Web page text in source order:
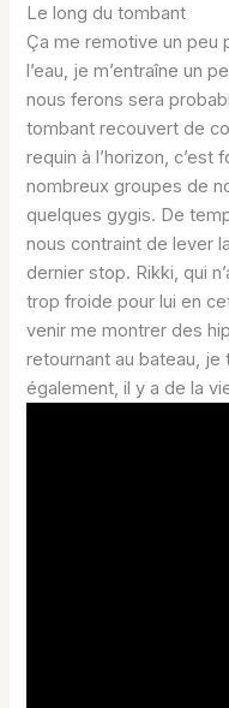
Le long du tombant
Ça me remotive un peu
l’eau, je m’entraîne un
nous ferons sera
tombant recouvert de
requin à l’horizon, c’est
nombreux groupes de
quelques gygis. De
nous contraint de lever
dernier stop. Rikki, qui
trop froide pour lui en
venir me montrer des
retournant au bateau,
également, il y a de la